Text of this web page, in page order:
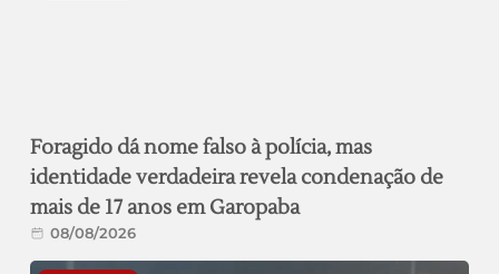
Foragido dá nome falso à polícia, mas
identidade verdadeira revela condenação de
mais de 17 anos em Garopaba
08/08/2026